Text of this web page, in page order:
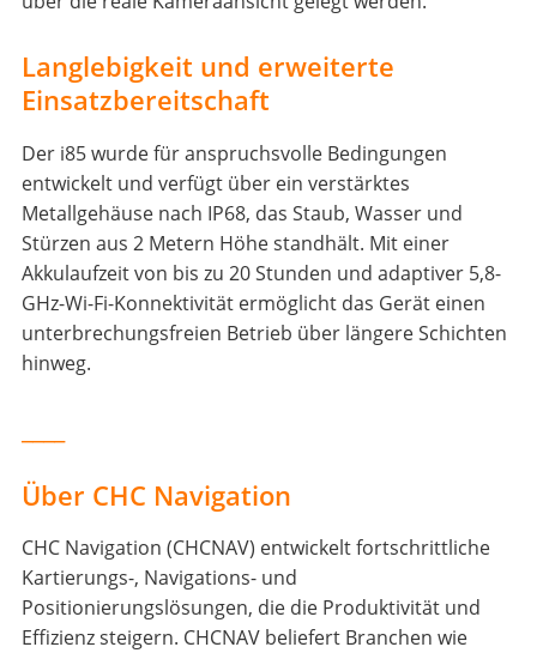
Langlebigkeit und erweiterte
Einsatzbereitschaft
Der i85 wurde für anspruchsvolle Bedingungen
entwickelt und verfügt über ein verstärktes
Metallgehäuse nach IP68, das Staub, Wasser und
Stürzen aus 2 Metern Höhe standhält. Mit einer
Akkulaufzeit von bis zu 20 Stunden und adaptiver 5,8-
GHz-Wi-Fi-Konnektivität ermöglicht das Gerät einen
unterbrechungsfreien Betrieb über längere Schichten
hinweg.
Über CHC Navigation
CHC Navigation (CHCNAV) entwickelt fortschrittliche
Kartierungs-, Navigations- und
Positionierungslösungen, die die Produktivität und
Effizienz steigern. CHCNAV beliefert Branchen wie